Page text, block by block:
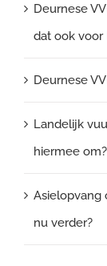
Deurnese
dat ook voor
Deurnese
Landelijk
hiermee om?
Asielopvang
nu verder?